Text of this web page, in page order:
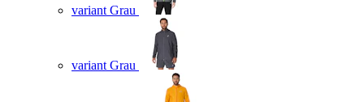
variant Grau
variant Grau